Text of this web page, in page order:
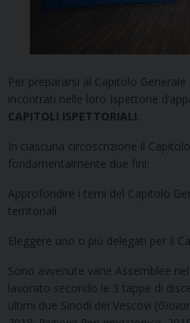
Per prepararsi al Capitolo
incontrati nelle loro Ispettorie
CAPITOLI ISPETTORIALI.
In ciascuna circoscrizione il
fondamentalmente due fini:
Approfondire i temi del Capitolo
territoriali
Eleggere uno o più delegati per il
Sono avvenute varie Assemblee
lavorato secondo le 3 tappe di
ultimi due Sinodi dei Vescovi (